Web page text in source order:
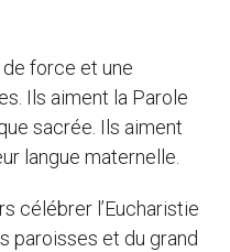
de force et une
Ils aiment la Parole
sacrée. Ils aiment
langue maternelle.
célébrer l’Eucharistie
paroisses et du grand